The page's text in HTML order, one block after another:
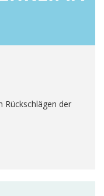
Rückschlägen der